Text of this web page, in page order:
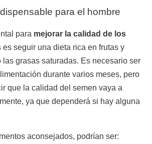
para el hombre
para mejorar la calidad de los
es seguir una dieta rica en frutas y
las grasas saturadas. Es necesario ser
durante varios meses, pero
que la calidad del semen vaya a
ya que dependerá si hay alguna
aconsejados, podrían ser: